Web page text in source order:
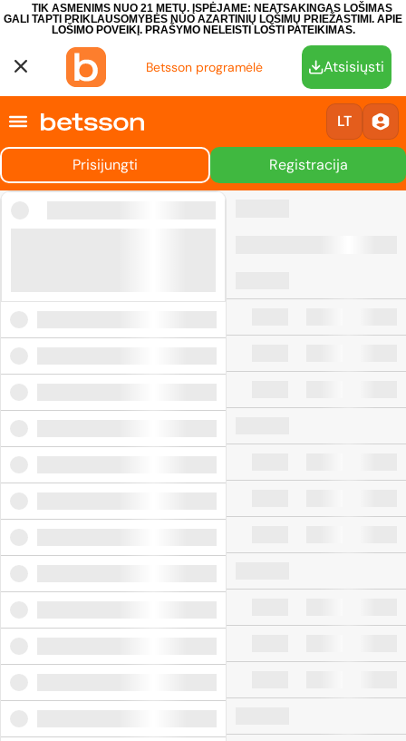
TIK ASMENIMS NUO 21 METŲ. ĮSPĖJAME: NEATSAKINGAS LOŠIMAS
GALI TAPTI PRIKLAUSOMYBĖS NUO AZARTINIŲ LOŠIMŲ PRIEŽASTIMI. APIE
LOŠIMO POVEIKĮ. PRAŠYMO NELEISTI LOŠTI PATEIKIMAS.
Betsson programėlė Atsisiųsti
LT
Prisijungti Registracija